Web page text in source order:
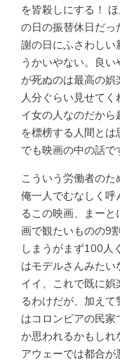
を皆殺しにする！
の日の振替休日だ
謝の日にふさわしい
うかいやない。良
が死ぬのは最高の
人分ぐらい見せて
イ女の人なのだか
を標榜する人間と
でも映画の中の話で
こういう労働者の
俺一人でむなしく呼
るこの映画、まー
画で観たいものの9
しまうがまず100人
はモデルさんみたい
イイ、これで既に
るわけだが、加え
はコロンビアの民家
か思われるかもし
アウェーでは都合